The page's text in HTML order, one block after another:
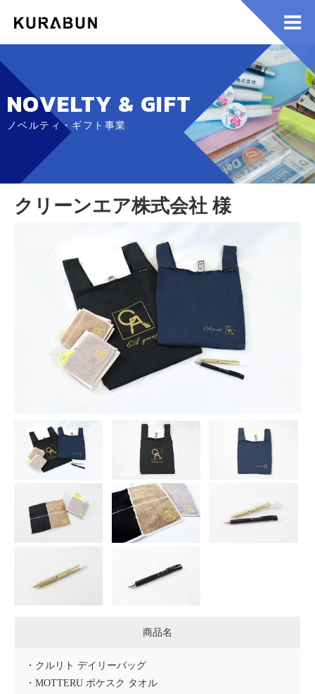
NOVELTY & GIFT
ノベルティ・ギフト事業
クリーンエア株式会社 様
商品名
・クルリト デイリーバッグ
・MOTTERU ポケスク タオル